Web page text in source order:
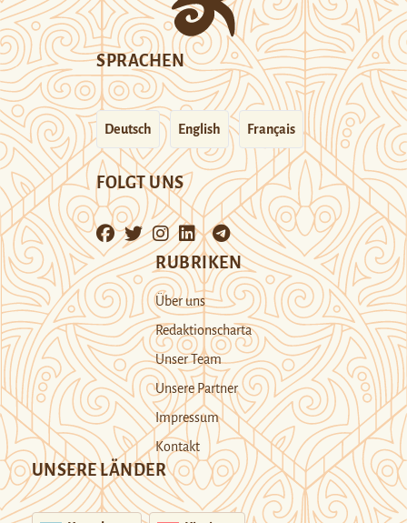
SPRACHEN
Deutsch English Français
FOLGT UNS
RUBRIKEN
Über uns
Redaktionscharta
Unser Team
Unsere Partner
Impressum
Kontakt
UNSERE LÄNDER